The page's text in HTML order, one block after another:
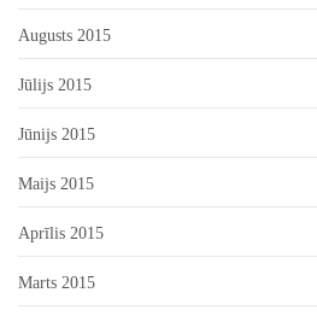
Augusts 2015
Jūlijs 2015
Jūnijs 2015
Maijs 2015
Aprīlis 2015
Marts 2015